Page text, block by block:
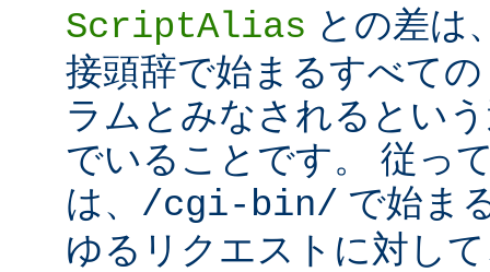
ScriptAlias との差は
接頭辞で始まるすべて
ラムとみなされるとい
でいることです。 従っ
は、 /cgi-bin/ で始ま
ゆるリクエストに対し